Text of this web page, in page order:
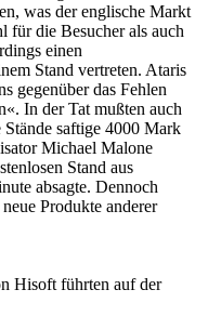
was der englische Markt
für die Besucher als auch
einen
Stand vertreten. Ataris
gegenüber das Fehlen
In der Tat mußten auch
saftige 4000 Mark
Michael Malone
Stand aus
absagte. Dennoch
Produkte anderer
Hisoft führten auf der